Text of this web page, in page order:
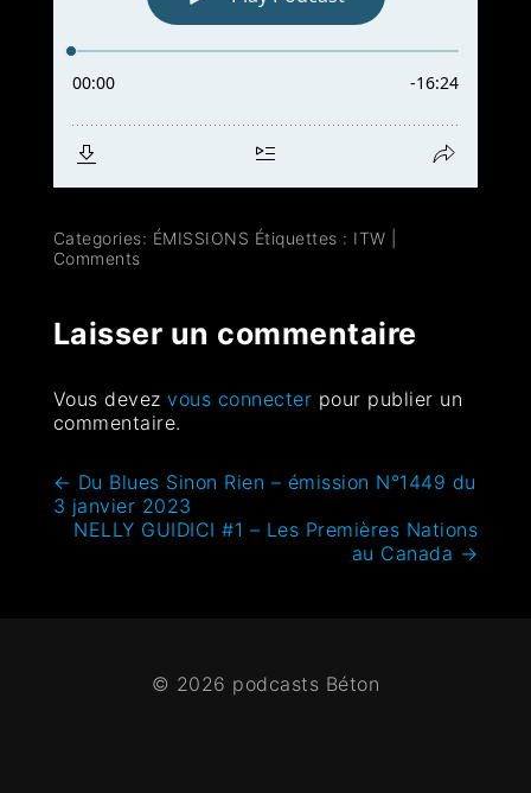
Categories: ÉMISSIONS Étiquettes : ITW
Comments
Laisser un commentaire
Vous devezvous connecter pour publier un
commentaire.
← Du Blues Sinon Rien – émission N°1449 du
3 janvier 2023
NELLY GUIDICI #1 – Les Premières Nations
au Canada →
© 2026 podcasts Béton